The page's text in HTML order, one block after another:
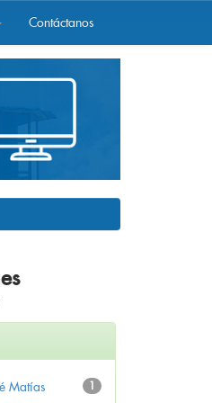
Contáctanos
1
Matías